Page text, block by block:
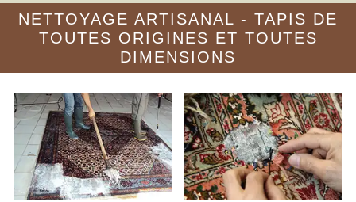
NETTOYAGE ARTISANAL - TAPIS DE
TOUTES ORIGINES ET TOUTES
DIMENSIONS